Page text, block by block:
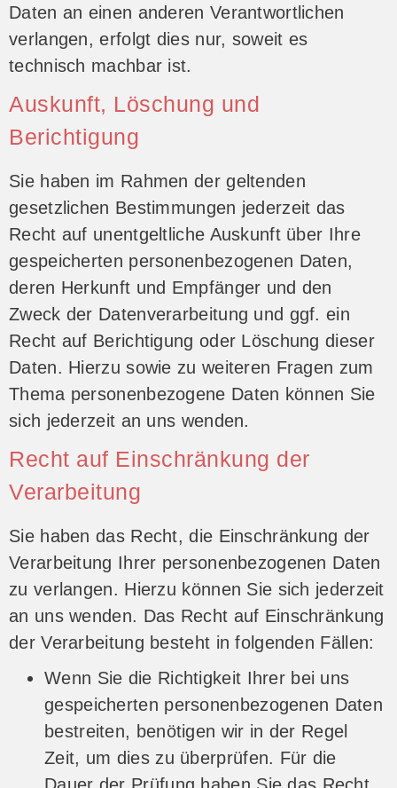
Daten an einen anderen Verantwortlichen
verlangen, erfolgt dies nur, soweit es
technisch machbar ist.
Auskunft, Löschung und
Berichtigung
Sie haben im Rahmen der geltenden
gesetzlichen Bestimmungen jederzeit das
Recht auf unentgeltliche Auskunft über Ihre
gespeicherten personenbezogenen Daten,
deren Herkunft und Empfänger und den
Zweck der Datenverarbeitung und ggf. ein
Recht auf Berichtigung oder Löschung dieser
Daten. Hierzu sowie zu weiteren Fragen zum
Thema personenbezogene Daten können Sie
sich jederzeit an uns wenden.
Recht auf Einschränkung der
Verarbeitung
Sie haben das Recht, die Einschränkung der
Verarbeitung Ihrer personenbezogenen Daten
zu verlangen. Hierzu können Sie sich jederzeit
an uns wenden. Das Recht auf Einschränkung
der Verarbeitung besteht in folgenden Fällen:
Wenn Sie die Richtigkeit Ihrer bei uns
gespeicherten personenbezogenen Daten
bestreiten, benötigen wir in der Regel
Zeit, um dies zu überprüfen. Für die